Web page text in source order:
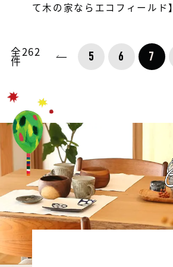
て木の家ならエコフィールド
全262
件 5 6 7